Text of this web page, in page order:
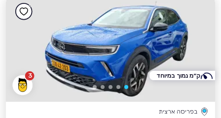
3
בפריסה ארצית
ק״מ נמוך במיוחד